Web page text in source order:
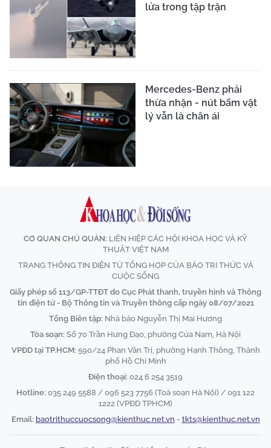
lửa trong tập trận
Mercedes-Benz phải
thừa nhận - nút bấm vật
lý vẫn là chân ái
CƠ QUAN CHỦ QUẢN: LIÊN HIỆP CÁC HỘI KHOA HỌC VÀ KỸ
THUẬT VIỆT NAM
TRANG THÔNG TIN ĐIỆN TỬ TỔNG HỢP CỦA BÁO TRI THỨC VÀ
CUỘC SỐNG
Giấy phép số 113/GP-TTĐT do Cục Phát thanh, truyền hình và Thông
tin điện tử - Bộ Thông tin và Truyền thông cấp ngày 08/07/2021
Tổng Biên tập: Nhà báo Nguyễn Thị Mai Hương
Tòa soạn: Số 70 Trần Hưng Đạo, phường Cửa Nam, Hà Nội
VPĐD tại TP.HCM: 590/24 Phan Văn Trị, phường Hạnh Thông, Thành
phố Hồ Chí Minh
Điện thoại: 024 6 254 3519
Hotline: 035 249 5588 / 096 523 7756 (Toà soạn Hà Nội) / 091 122
1222 (VPĐD TPHCM)
Email: baotrithuccuocsong@kienthuc.net.vn - tkts@kienthuc.net.vn